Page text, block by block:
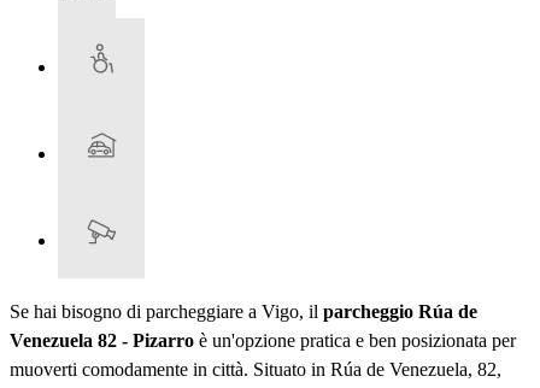
Se hai bisogno di parcheggiare a Vigo, il parcheggio Rúa de
Venezuela 82 - Pizarro è un'opzione pratica e ben posizionata per
muoverti comodamente in città. Situato in Rúa de Venezuela, 82,